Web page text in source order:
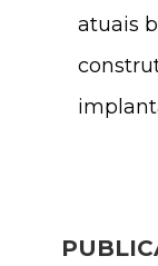
atuais